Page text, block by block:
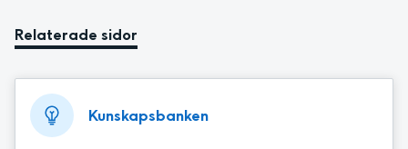
Relaterade sidor
Kunskapsbanken